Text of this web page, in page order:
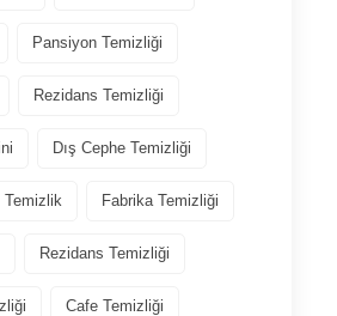
Pansiyon Temizliği
Rezidans Temizliği
Dış Cephe Temizliği
Temizlik Fabrika Temizliği
Rezidans Temizliği
Cafe Temizliği